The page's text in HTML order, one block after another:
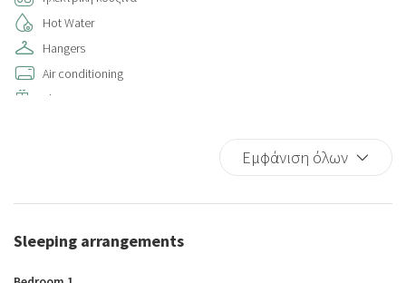
Hot Water
Hangers
Air conditioning
Elevator
Iron
Microwave
Refrigerator
Εμφάνιση όλων
Sleeping arrangements